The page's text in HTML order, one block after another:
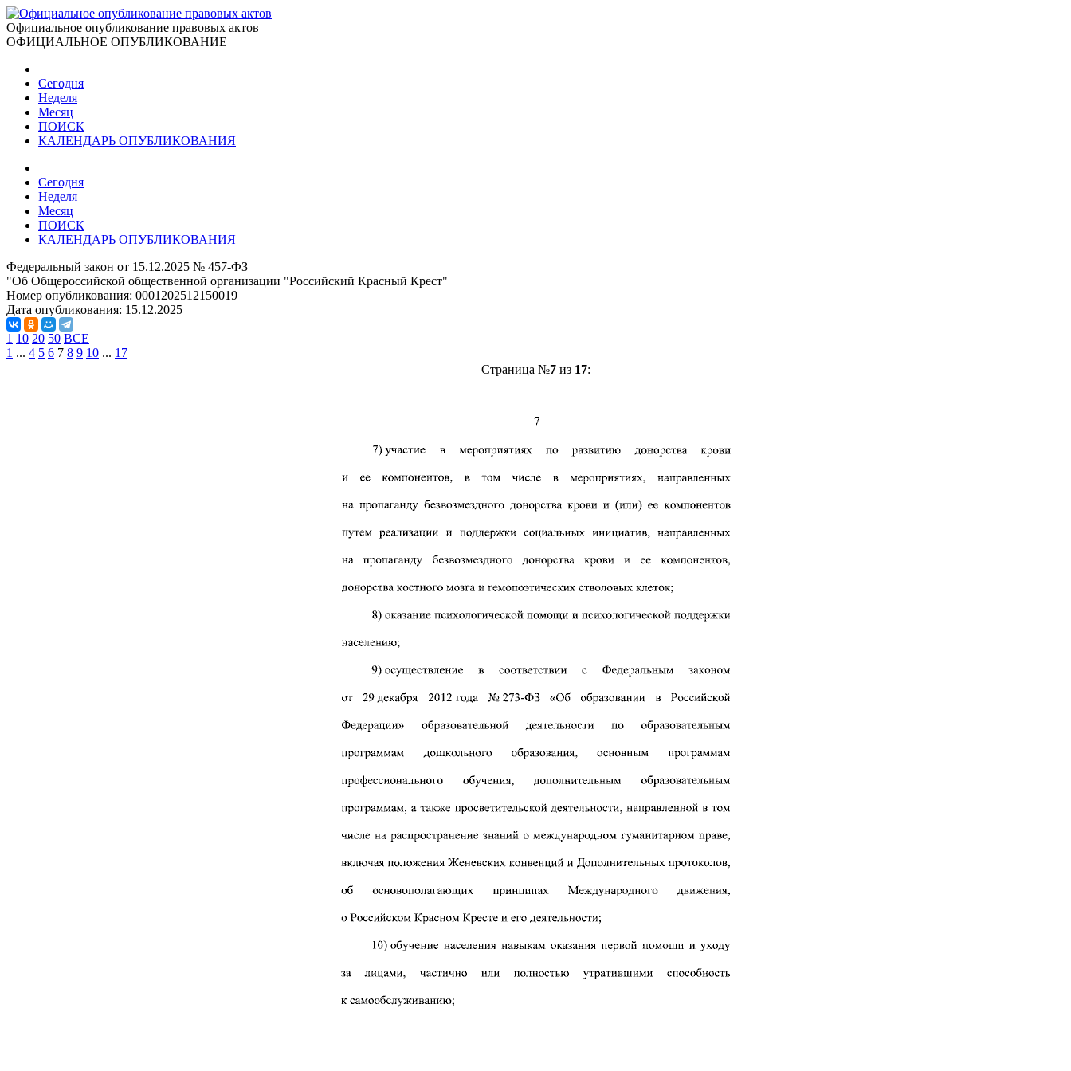
Официальное опубликование правовых актов
ОФИЦИАЛЬНОЕ ОПУБЛИКОВАНИЕ
Сегодня
Неделя
Месяц
ПОИСК
КАЛЕНДАРЬ ОПУБЛИКОВАНИЯ
Сегодня
Неделя
Месяц
ПОИСК
КАЛЕНДАРЬ ОПУБЛИКОВАНИЯ
Федеральный закон от 15.12.2025 № 457-ФЗ
"Об Общероссийской общественной организации "Российский Красный Крест"
Номер опубликования: 0001202512150019
Дата опубликования: 15.12.2025
1 10 20 50 ВСЕ
1 ... 4 5 6 7 8 9 10 ... 17
Страница №7из 17: